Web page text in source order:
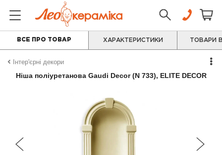
ВСЕ ПРО ТОВАР ХАРАКТЕРИСТИКИ ТОВАРИ В
Інтер'єрні декори
Ніша поліуретанова Gaudi Decor (N 733), ELITE DECOR